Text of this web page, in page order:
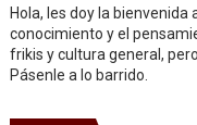
Hola, les doy la bienvenida
conocimiento y el
frikis y cultura general,
Pásenle a lo barrido.